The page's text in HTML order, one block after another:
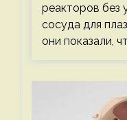
реакторов без
сосуда для
они показали,